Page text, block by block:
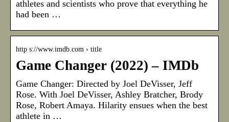
athletes and scientists who prove that everything he
had been …
http s://www.imdb.com › title
Game Changer (2022) – IMDb
Game Changer: Directed by Joel DeVisser, Jeff
Rose. With Joel DeVisser, Ashley Bratcher, Brody
Rose, Robert Amaya. Hilarity ensues when the best
athlete in …